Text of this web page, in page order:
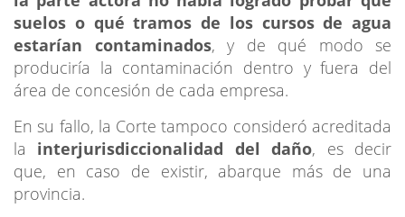
suelos o qué tramos de los cursos de agua
estarían contaminados, y de qué modo se
produciría la contaminación dentro y fuera del
área de concesión de cada empresa.
En su fallo, la Corte tampoco consideró acreditada
la interjurisdiccionalidad del daño, es decir
que, en caso de existir, abarque más de una
provincia.